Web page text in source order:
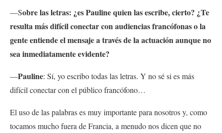
—Sobre las letras: ¿es Pauline quien las escribe, cierto? ¿Te
resulta más difícil conectar con audiencias francófonas o la
gente entiende el mensaje a través de la actuación aunque no
sea inmediatamente evidente?
—Pauline: Sí, yo escribo todas las letras. Y no sé si es más
difícil conectar con el público francófono…
El uso de las palabras es muy importante para nosotros y, como
tocamos mucho fuera de Francia, a menudo nos dicen que no